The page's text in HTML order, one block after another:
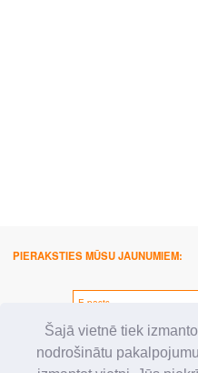
Šajā vietnē tiek
nodrošinātu
PIERAKSTIES MŪSU JAUNUMIEM:
SEKO MUMS: